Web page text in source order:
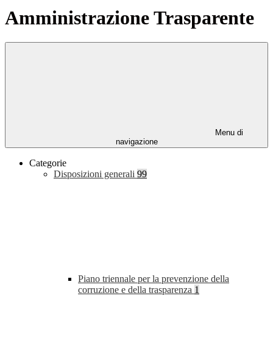
Amministrazione Trasparente
Menu di
navigazione
Categorie
Disposizioni generali 99
Piano triennale per la prevenzione della
corruzione e della trasparenza 1